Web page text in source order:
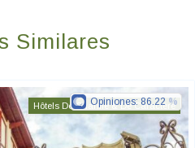
Similares
Hôtels De Charme & De Caractère
Opiniones: 86.22